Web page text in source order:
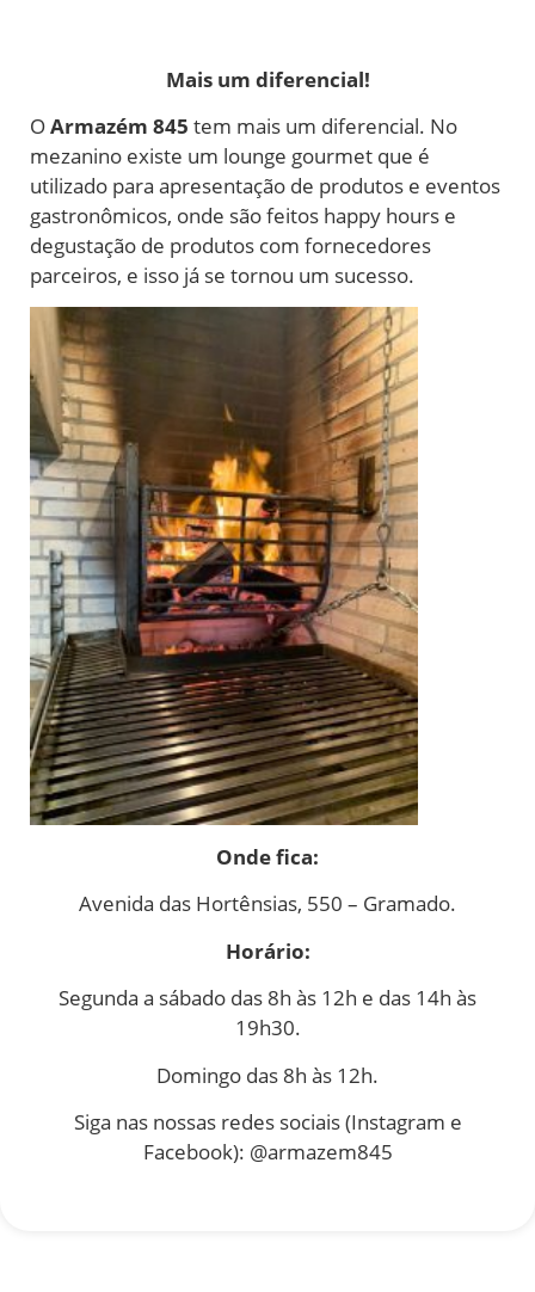
Mais um diferencial!
OArmazém 845 tem mais um diferencial. No
mezanino existe um lounge gourmet que é
utilizado para apresentação de produtos e eventos
gastronômicos, onde são feitos happy hours e
degustação de produtos com fornecedores
parceiros, e isso já se tornou um sucesso.
Onde fica:
Avenida das Hortênsias, 550 – Gramado.
Horário:
Segunda a sábado das 8h às 12h e das 14h às
19h30.
Domingo das 8h às 12h.
Siga nas nossas redes sociais (Instagram e
Facebook): @armazem845